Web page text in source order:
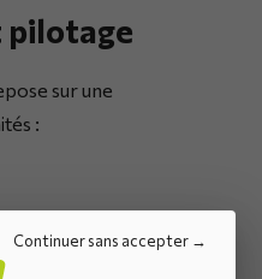
Continuer sans accepter
pilotage
sur une
:
?